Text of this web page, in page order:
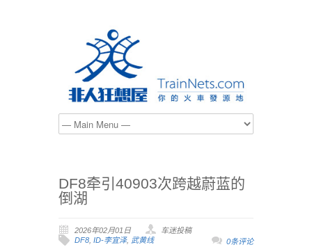
DF8牵引40903次跨越蔚蓝的
倒湖
2026年02月01日
车迷投稿
DF8, ID-李宜泽, 武黄线 0条评论